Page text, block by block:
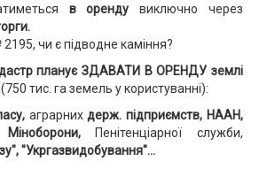
в оренду виключно
через
чи є підводне каміння?
планує ЗДАВАТИ В ОРЕНДУ землі
тис. га земель у користуванні):
аграрнихдерж. підприємств, НААН,
Пенітенціарної служби,
"Укргазвидобування"...